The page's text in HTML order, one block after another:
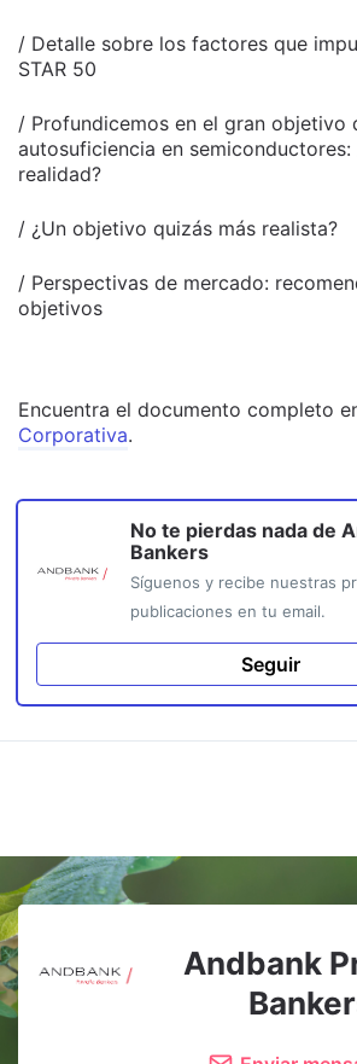
/ Detalle sobre los factores que
STAR 50
/ Profundicemos en el gran objetivo
autosuficiencia en semiconductores:
realidad?
/ ¿Un objetivo quizás más realista?
/ Perspectivas de mercado:
objetivos
Encuentra el documento completo
Corporativa.
No te pierdas nada de
Bankers
Síguenos y recibe nuestras
publicaciones en tu email.
Seguir
Andbank